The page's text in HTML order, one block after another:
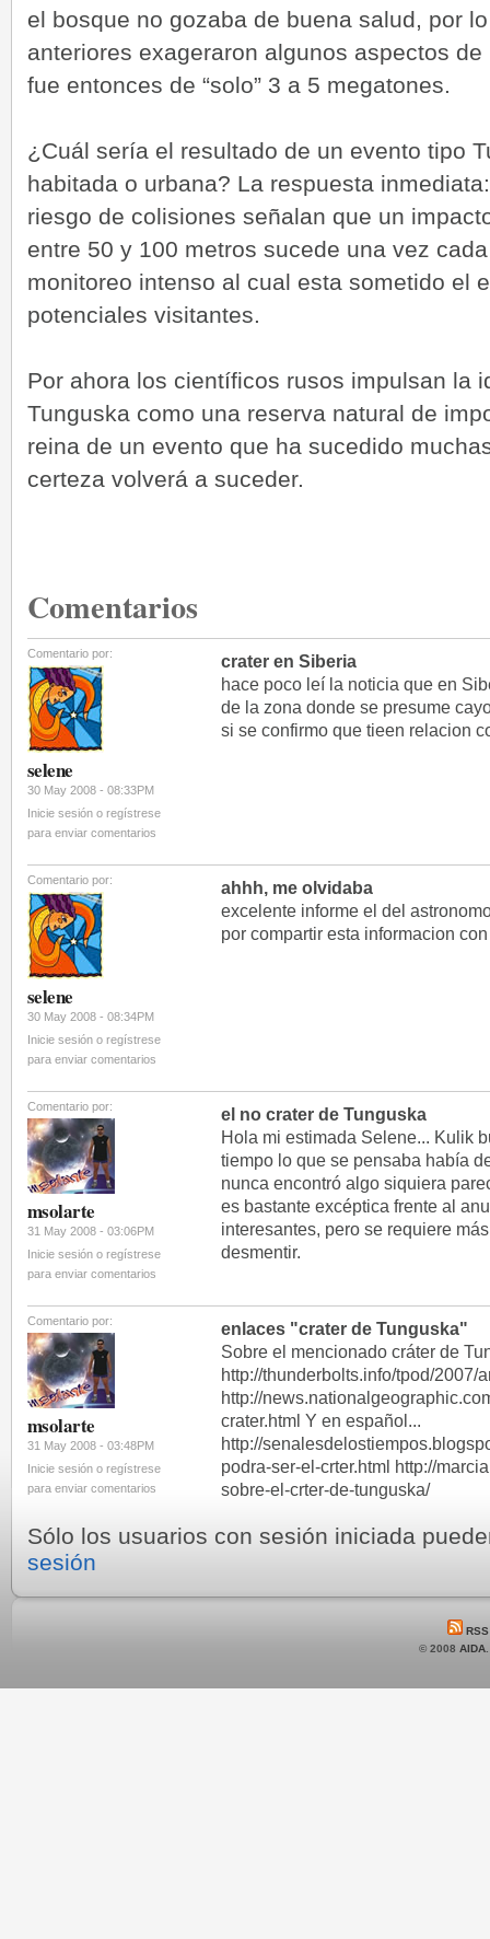
el bosque no gozaba de buena salud, por
anteriores exageraron algunos aspectos
fue entonces de “solo” 3 a 5 megatones.
¿Cuál sería el resultado de un evento tipo
habitada o urbana? La respuesta
riesgo de colisiones señalan que un
entre 50 y 100 metros sucede una vez
monitoreo intenso al cual esta sometido el
potenciales visitantes.
Por ahora los científicos rusos impulsan la
Tunguska como una reserva natural de
reina de un evento que ha sucedido
certeza volverá a suceder.
Comentarios
Comentario por:
selene
30 May 2008 - 08:33PM
Inicie sesión o regístrese
para enviar comentarios
crater en Siberia
hace poco leí la noticia que en
de la zona donde se presume
si se confirmo que tieen relacion
Comentario por:
selene
30 May 2008 - 08:34PM
Inicie sesión o regístrese
para enviar comentarios
ahhh, me olvidaba
excelente informe el del
por compartir esta informacion
Comentario por:
msolarte
31 May 2008 - 03:06PM
Inicie sesión o regístrese
para enviar comentarios
el no crater de Tunguska
Hola mi estimada Selene... Kulik
tiempo lo que se pensaba había
nunca encontró algo siquiera
es bastante excéptica frente al
interesantes, pero se requiere
desmentir.
Comentario por:
msolarte
31 May 2008 - 03:48PM
Inicie sesión o regístrese
para enviar comentarios
enlaces "crater de Tunguska"
Sobre el mencionado cráter de
http://thunderbolts.info/tpod/2007/
http://
crater.html Y en español...
http://
podra-ser-el-crter.html http://
sobre-el-crter-de-tunguska/
Sólo los usuarios con sesión iniciada
sesión
RSS
© 2008 AIDA